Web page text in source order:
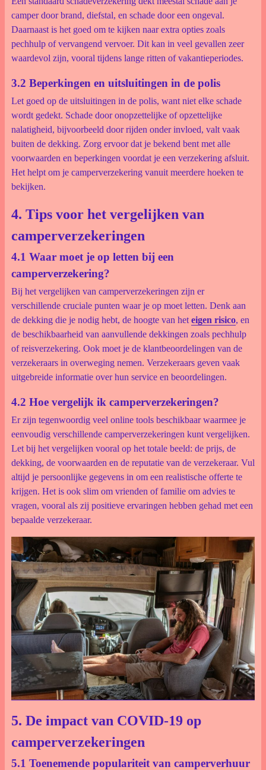
camper door brand, diefstal, en schade door een ongeval.
Daarnaast is het goed om te kijken naar extra opties zoals
pechhulp of vervangend vervoer. Dit kan in veel gevallen zeer
waardevol zijn, vooral tijdens lange ritten of vakantieperiodes.
3.2 Beperkingen en uitsluitingen in de polis
Let goed op de uitsluitingen in de polis, want niet elke schade
wordt gedekt. Schade door onopzettelijke of opzettelijke
nalatigheid, bijvoorbeeld door rijden onder invloed, valt vaak
buiten de dekking. Zorg ervoor dat je bekend bent met alle
voorwaarden en beperkingen voordat je een verzekering afsluit.
Het helpt om je camperverzekering vanuit meerdere hoeken te
bekijken.
4. Tips voor het vergelijken van
camperverzekeringen
4.1 Waar moet je op letten bij een
camperverzekering?
Bij het vergelijken van camperverzekeringen zijn er
verschillende cruciale punten waar je op moet letten. Denk aan
de dekking die je nodig hebt, de hoogte van het eigen risico, en
de beschikbaarheid van aanvullende dekkingen zoals pechhulp
of reisverzekering. Ook moet je de klantbeoordelingen van de
verzekeraars in overweging nemen. Verzekeraars geven vaak
uitgebreide informatie over hun service en beoordelingen.
4.2 Hoe vergelijk ik camperverzekeringen?
Er zijn tegenwoordig veel online tools beschikbaar waarmee je
eenvoudig verschillende camperverzekeringen kunt vergelijken.
Let bij het vergelijken vooral op het totale beeld: de prijs, de
dekking, de voorwaarden en de reputatie van de verzekeraar. Vul
altijd je persoonlijke gegevens in om een realistische offerte te
krijgen. Het is ook slim om vrienden of familie om advies te
vragen, vooral als zij positieve ervaringen hebben gehad met een
bepaalde verzekeraar.
5. De impact van COVID-19 op
camperverzekeringen
5.1 Toenemende populariteit van camperverhuur